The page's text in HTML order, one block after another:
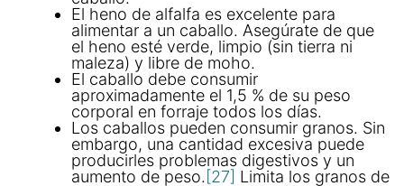
El heno de alfalfa es excelente para
alimentar a un caballo. Asegúrate de que
el heno esté verde, limpio (sin tierra ni
maleza) y libre de moho.
El caballo debe consumir
aproximadamente el 1,5 % de su peso
corporal en forraje todos los días.
Los caballos pueden consumir granos. Sin
embargo, una cantidad excesiva puede
producirles problemas digestivos y un
aumento de peso.[27] Limita los granos de